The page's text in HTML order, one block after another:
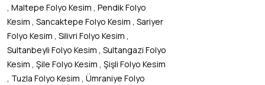
, Maltepe Folyo Kesim , Pendik Folyo
Kesim , Sancaktepe Folyo Kesim , Sariyer
Folyo Kesim , Silivri Folyo Kesim ,
Sultanbeyli Folyo Kesim , Sultangazi Folyo
Kesim , Şile Folyo Kesim , Şişli Folyo Kesim
, Tuzla Folyo Kesim , Ümraniye Folyo